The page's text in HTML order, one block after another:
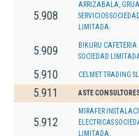
5.908
ARRIZABALA,
SERVICIOS SOCIEDAD
LIMITADA.
5.909
BIKURU CAFETERIA
SOCIEDAD
5.910 CELMET TRADING SL
5.911 ASTE
5.912
MIRAFER
ELECTRICAS
LIMITADA.